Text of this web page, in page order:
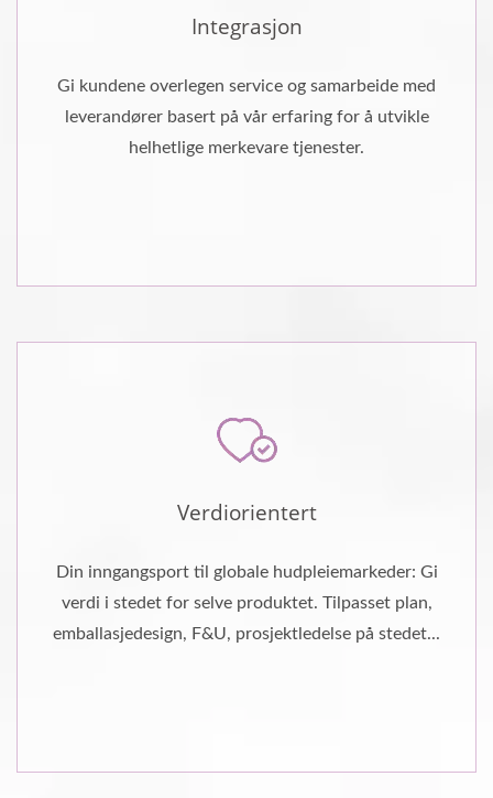
Integrasjon
Gi kundene overlegen service og samarbeide med
leverandører basert på vår erfaring for å utvikle
helhetlige merkevare tjenester.
Verdiorientert
Din inngangsport til globale hudpleiemarkeder: Gi
verdi i stedet for selve produktet. Tilpasset plan,
emballasjedesign, F&U, prosjektledelse på stedet...